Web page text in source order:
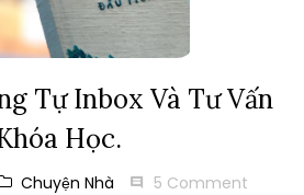
Tự Inbox Và Tư Vấn
Học.
Chuyện Nhà 5 Comment